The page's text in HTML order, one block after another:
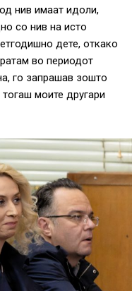
нив имаат идоли,
со нив на исто
дете, откако
во периодот
го запрашав зошто
моите другари